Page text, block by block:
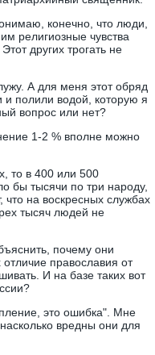
конечно, что люди,
религиозные чувства
других трогать не
А для меня этот обряд
полили водой, которую я
вопрос или нет?
1-2 % вполне можно
то в 400 или 500
бы тысячи по три народу,
на воскресных службах
тысяч людей не
почему они
православия от
И на базе таких вот
это ошибка". Мне
вредны они для